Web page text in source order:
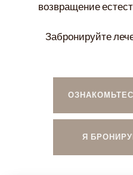
возвращение
Забронируйте
Я